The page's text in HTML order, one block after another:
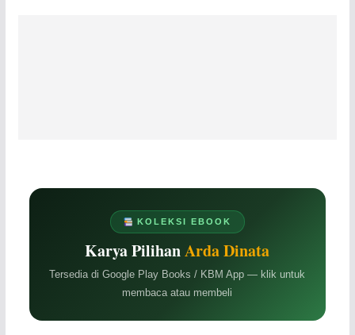
KOLEKSI EBOOK
Karya PilihanArda Dinata
Tersedia di Google Play Books / KBM App — klik untuk
membaca atau membeli